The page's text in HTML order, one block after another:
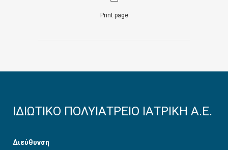
Print page
ΙΔΙΩΤΙΚΟ ΠΟΛΥΙΑΤΡΕΙΟ ΙΑΤΡΙΚΗ Α.Ε.
Διεύθυνση